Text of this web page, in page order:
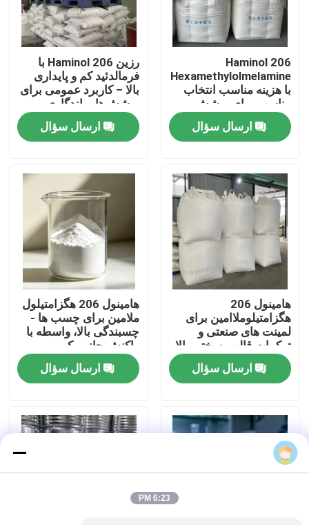
خانه
فیلم های
دربارهی ما
کارخانه تور
کنترل کیفیت
تماس با ما
اخبار
بلوگ
Haminol 206
Hexamethylolmelamine
با هزینه مناسب انتخاب
مناسب برای پوشش و
چسب
ارسال سؤال
رزین Haminol 206 با
فرمالدئید کم و پایداری
بالا – کاربرد عمومی برای
پوشش‌ها، ماندگاری
طولانی
ارسال سؤال
هامینول 206
هگزامتیلوملاامین برای
لمینت های صنعتی و
ترکیبات قالب ️ سختی بالا،
عایق بندی بالا
ارسال سؤال
هامینول 206 هگزامتیلول
ملامین برای چسب ها -
چسبندگی بالا، واسطه با
واکنش جانبی کم
ارسال سؤال
6:23 PM